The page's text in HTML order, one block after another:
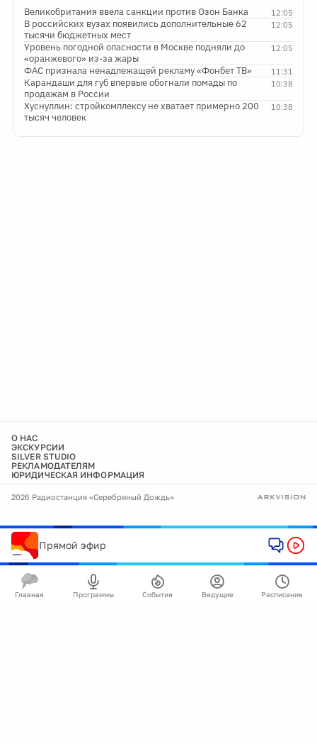
12:05
Великобритания ввела санкции против Озон Банка
12:05
В российских вузах появились дополнительные 62
тысячи бюджетных мест
12:05
Уровень погодной опасности в Москве подняли до
«оранжевого» из-за жары
11:31
ФАС признала ненадлежащей рекламу «Фонбет ТВ»
10:38
Карандаши для губ впервые обогнали помады по
продажам в России
10:38
Хуснуллин: стройкомплексу не хватает примерно 200
тысяч человек
О НАС
ЭКСКУРСИИ
SILVER STUDIO
РЕКЛАМОДАТЕЛЯМ
ЮРИДИЧЕСКАЯ ИНФОРМАЦИЯ
2026 Радиостанция «Серебряный Дождь»
Прямой эфир
Главная Программы События Ведущие Расписание